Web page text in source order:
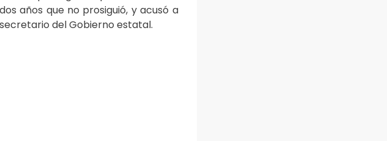
años que no prosiguió, y acusó a
del Gobierno estatal.